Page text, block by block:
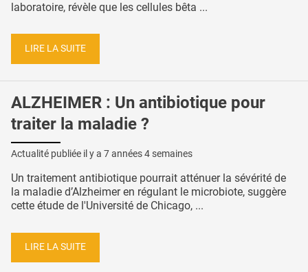
laboratoire, révèle que les cellules bêta ...
LIRE LA SUITE
ALZHEIMER : Un antibiotique pour
traiter la maladie ?
Actualité publiée il y a 7 années 4 semaines
Un traitement antibiotique pourrait atténuer la sévérité de
la maladie d’Alzheimer en régulant le microbiote, suggère
cette étude de l'Université de Chicago, ...
LIRE LA SUITE